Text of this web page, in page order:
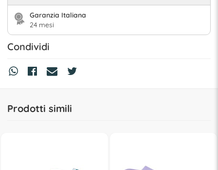
Garanzia Italiana
24 mesi
Condividi
Prodotti simili